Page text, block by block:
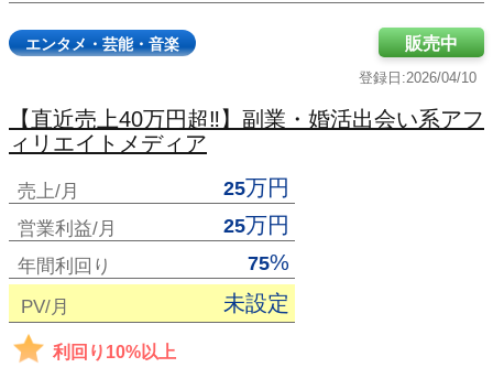
エンタメ・芸能・音楽
登録日:2026/04/10
販売中
【直近売上40万円超‼】副業・婚活出会い系アフ
ィリエイトメディア
売上/月 25万円
営業利益/月 25万円
年間利回り 75%
PV/月 未設定
利回り10%以上